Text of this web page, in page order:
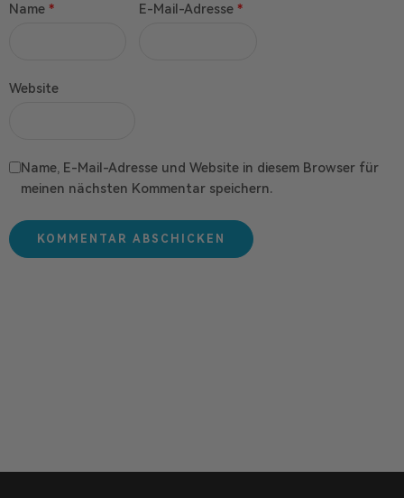
Name * E-Mail-Adresse *
Website
Name, E-Mail-Adresse und Website in diesem Browser für
meinen nächsten Kommentar speichern.